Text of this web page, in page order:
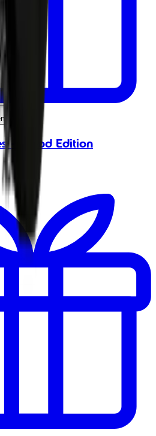
- Wood Edition